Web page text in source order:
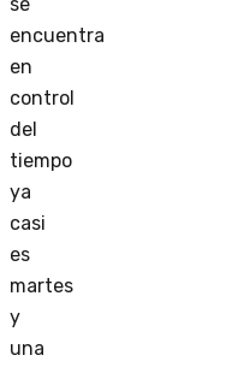
se
encuentra
en
control
del
tiempo
ya
casi
es
martes
y
una